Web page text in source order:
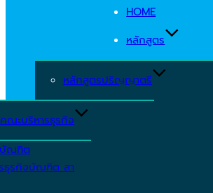
HOME
หลักสูตร
หลักสูตรปริญญาตรี
คณะบริหารธุรกิจ
ณฑิต
ธุรกิจบัณฑิต สา